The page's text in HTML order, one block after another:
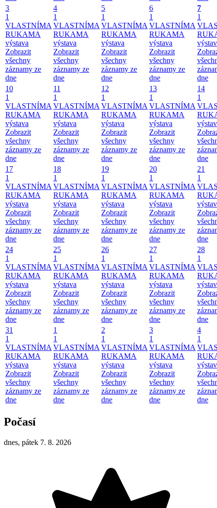
3
1
VLASTNÍMA
RUKAMA
výstava
Zobrazit
všechny
záznamy ze
dne
4
1
VLASTNÍMA
RUKAMA
výstava
Zobrazit
všechny
záznamy ze
dne
5
1
VLASTNÍMA
RUKAMA
výstava
Zobrazit
všechny
záznamy ze
dne
6
1
VLASTNÍMA
RUKAMA
výstava
Zobrazit
všechny
záznamy ze
dne
7
1
dne
10
1
VLASTNÍMA
RUKAMA
výstava
Zobrazit
všechny
záznamy ze
dne
11
1
VLASTNÍMA
RUKAMA
výstava
Zobrazit
všechny
záznamy ze
dne
12
1
VLASTNÍMA
RUKAMA
výstava
Zobrazit
všechny
záznamy ze
dne
13
1
VLASTNÍMA
RUKAMA
výstava
Zobrazit
všechny
záznamy ze
dne
14
1
dne
17
1
VLASTNÍMA
RUKAMA
výstava
Zobrazit
všechny
záznamy ze
dne
18
1
VLASTNÍMA
RUKAMA
výstava
Zobrazit
všechny
záznamy ze
dne
19
1
VLASTNÍMA
RUKAMA
výstava
Zobrazit
všechny
záznamy ze
dne
20
1
VLASTNÍMA
RUKAMA
výstava
Zobrazit
všechny
záznamy ze
dne
21
1
dne
24
1
VLASTNÍMA
RUKAMA
výstava
Zobrazit
všechny
záznamy ze
dne
25
1
VLASTNÍMA
RUKAMA
výstava
Zobrazit
všechny
záznamy ze
dne
26
1
VLASTNÍMA
RUKAMA
výstava
Zobrazit
všechny
záznamy ze
dne
27
1
VLASTNÍMA
RUKAMA
výstava
Zobrazit
všechny
záznamy ze
dne
28
1
dne
31
1
VLASTNÍMA
RUKAMA
výstava
Zobrazit
všechny
záznamy ze
dne
1
1
VLASTNÍMA
RUKAMA
výstava
Zobrazit
všechny
záznamy ze
dne
2
1
VLASTNÍMA
RUKAMA
výstava
Zobrazit
všechny
záznamy ze
dne
3
1
VLASTNÍMA
RUKAMA
výstava
Zobrazit
všechny
záznamy ze
dne
4
1
dne
Počasí
dnes, pátek 7. 8. 2026